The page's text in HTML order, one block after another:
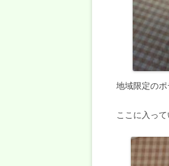
地域限定のポ
ここに入っ